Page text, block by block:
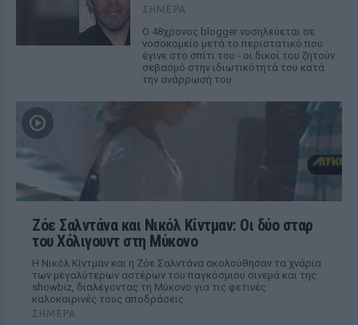
ΣΉΜΕΡΑ
Ο 48χρονος blogger νοσηλεύεται σε
νοσοκομείο μετά το περιστατικό που
έγινε στο σπίτι του - οι δικοί του ζητούν
σεβασμό στην ιδιωτικότητά του κατά
την ανάρρωσή του
Ζόε Σαλντάνα και Νικόλ Κίντμαν: Οι δύο σταρ
του Χόλιγουντ στη Μύκονο
Η Νικόλ Κίντμαν και η Ζόε Σαλντάνα ακολούθησαν τα χνάρια
των μεγαλύτερων αστέρων του παγκόσμιου σινεμά και της
showbiz, διαλέγοντας τη Μύκονο για τις φετινές
καλοκαιρινές τους αποδράσεις.
ΣΉΜΕΡΑ